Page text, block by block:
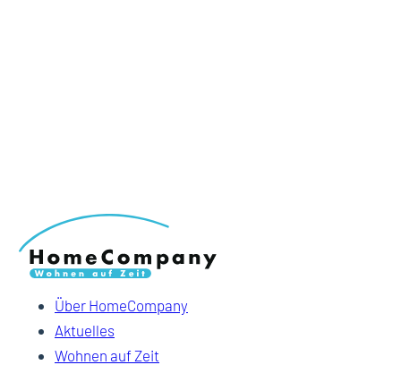
Über HomeCompany
Aktuelles
Wohnen auf Zeit